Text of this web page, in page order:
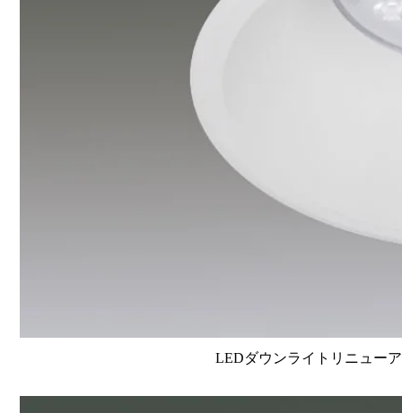
LEDダウンライトリニュー